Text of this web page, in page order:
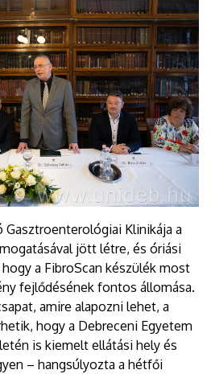
Klinikája a
jött létre, és óriási
a FibroScan készülék most
fejlődésének fontos állomása.
amire alapozni lehet, a
hogy a Debreceni Egyetem
is kiemelt ellátási hely és
– hangsúlyozta a hétfői